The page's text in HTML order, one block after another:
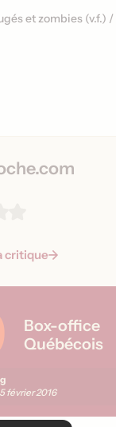
et zombies (v.f.) /
critique
Box-office
Québécois
5 février 2016